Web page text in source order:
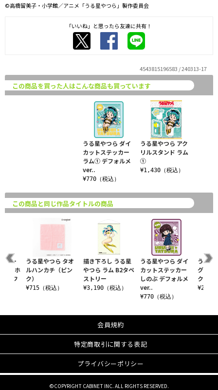
©高橋留美子・小学館／アニメ「うる星やつら」製作委員会
「いいね」と思ったら友達に共有！
4543815196583 / 240313-17
この商品を買った人はこんな商品も買っています
うる星やつら ダイ
カットステッカー
ラム① デフォルメ
ver..
¥770（税込）
うる星やつら アク
リルスタンド ラム
①
¥1,430（税込）
この商品と同じ作品タイトルの商品
描き下ろし うる星
やつら ラム B2タペ
ストリー
¥3,190（税込）
うる星やつら ダイ
カットステッカー
しのぶ デフォルメ
ver..
¥770（税込）
うる星
グアク
クリス
¥2,200
オー
キーホ
デフ
うる星やつら タオ
ルハンカチ（ピン
ク）
¥715（税込）
会員規約
特定商取引に関する表記
プライバシーポリシー
©COPYRIGHT CABINET INC. ALL RIGHTS RESERVED.